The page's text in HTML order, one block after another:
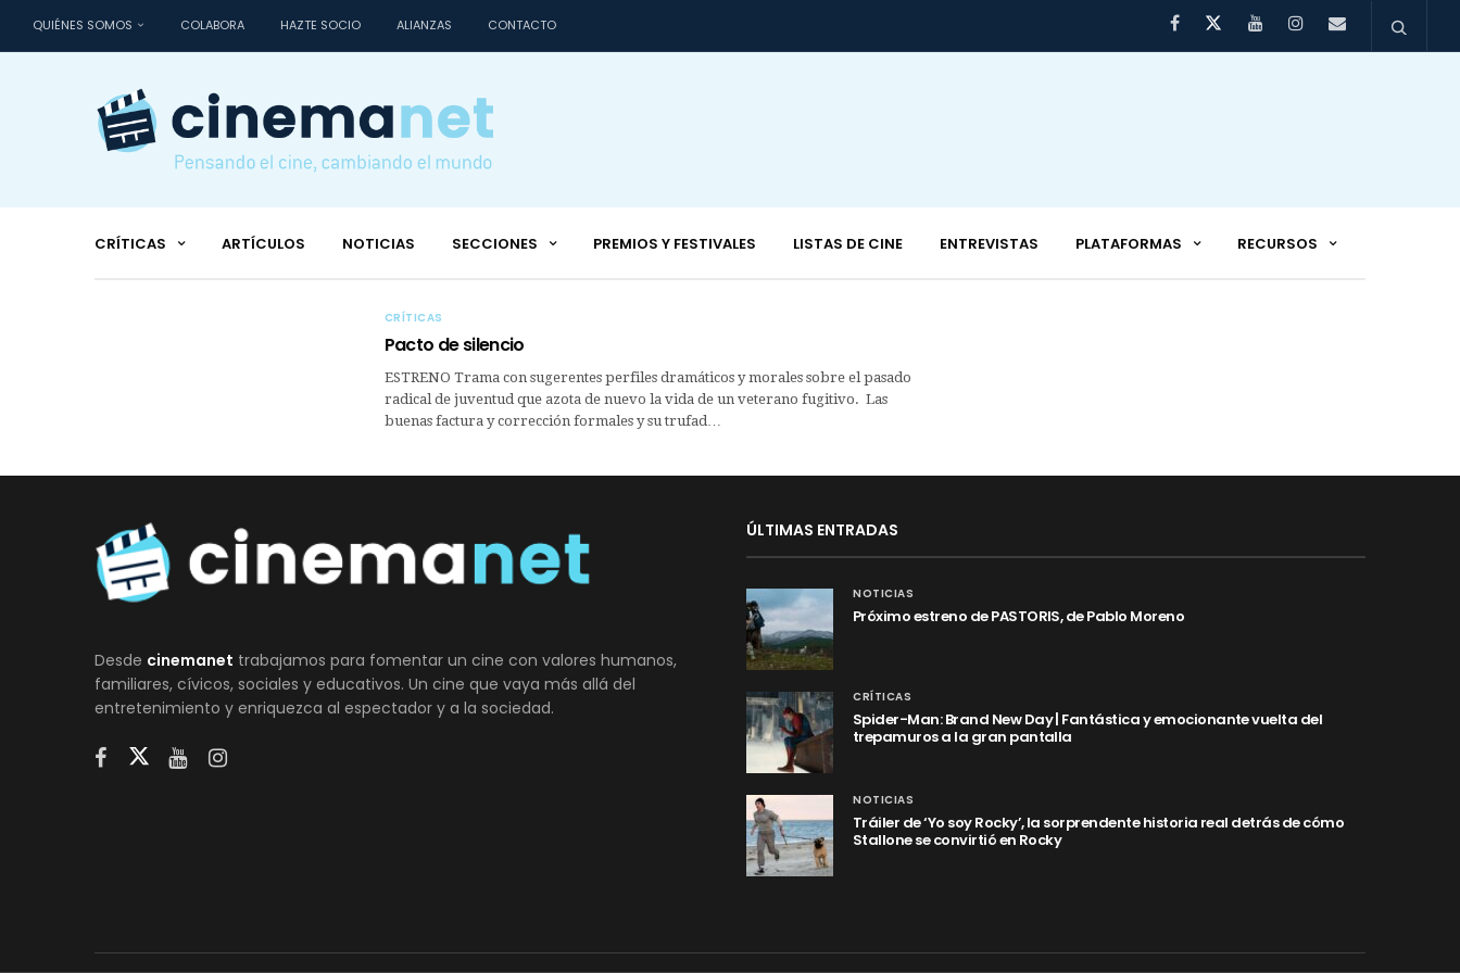
QUIÉNES SOMOS COLABORA HAZTE SOCIO ALIANZAS CONTACTO
CRÍTICAS ARTÍCULOS NOTICIAS SECCIONES PREMIOS Y FESTIVALES LISTAS DE CINE ENTREVISTAS PLATAFORMAS RECURSOS
CRÍTICAS
Pacto de silencio
ESTRENO Trama con sugerentes perfiles dramáticos y morales sobre el pasado
radical de juventud que azota de nuevo la vida de un veterano fugitivo. Las
buenas factura y corrección formales y su trufad…
Desde cinemanet trabajamos para fomentar un cine con valores humanos,
familiares, cívicos, sociales y educativos. Un cine que vaya más allá del
entretenimiento y enriquezca al espectador y a la sociedad.
ÚLTIMAS ENTRADAS
NOTICIAS
Próximo estreno de PASTORIS, de Pablo Moreno
CRÍTICAS
Spider-Man: Brand New Day | Fantástica y emocionante vuelta del
trepamuros a la gran pantalla
NOTICIAS
Tráiler de ‘Yo soy Rocky’, la sorprendente historia real detrás de cómo
Stallone se convirtió en Rocky